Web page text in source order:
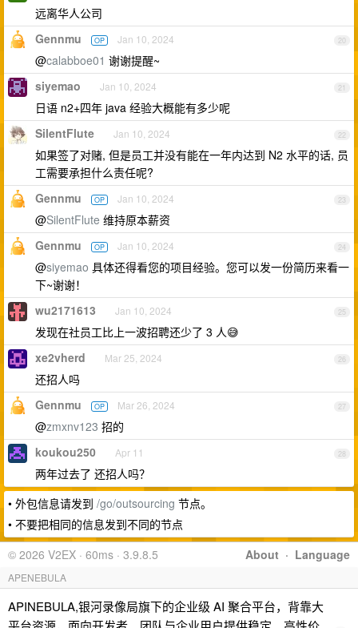
远离华人公司
20
Gennmu OP Jan 10, 2024
@calabboe01 谢谢提醒~
21
siyemao Jan 10, 2024
日语 n2+四年 java 经验大概能有多少呢
22
SilentFlute Jan 10, 2024
如果签了对赌, 但是员工并没有能在一年内达到 N2 水平的话, 员
工需要承担什么责任呢?
23
Gennmu OP Jan 10, 2024
@SilentFlute 维持原本薪资
24
Gennmu OP Jan 10, 2024
@siyemao 具体还得看您的项目经验。您可以发一份简历来看一
下~谢谢！
25
wu2171613 Jan 10, 2024
发现在社员工比上一波招聘还少了 3 人😅
26
xe2vherd Mar 25, 2024
还招人吗
27
Gennmu OP Mar 26, 2024
@zmxnv123 招的
28
koukou250 Apr 11
两年过去了 还招人吗？
• 外包信息请发到 /go/outsourcing 节点。
• 不要把相同的信息发到不同的节点
About · Language
© 2026 V2EX · 60ms · 3.9.8.5
APENEBULA
APINEBULA,银河录像局旗下的企业级 AI 聚合平台，背靠大